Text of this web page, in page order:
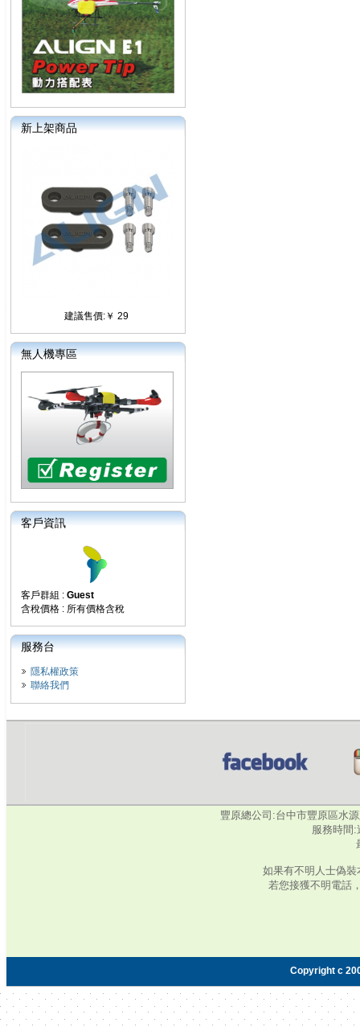
新上架商品
建議售價:￥ 29
無人機專區
客戶資訊
客戶群組 : Guest
含稅價格 : 所有價格含稅
服務台
隱私權政策
聯絡我們
豐原總公司:台中市豐原區水
服務時間:
如果有不明人士偽
若您接獲不明電話
Copyright c